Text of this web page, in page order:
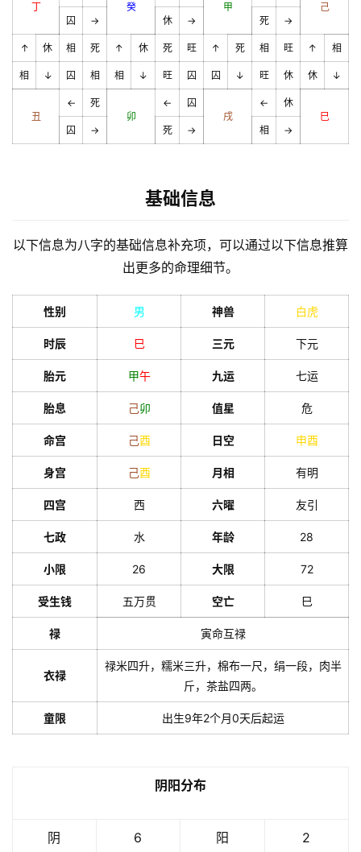
丁
癸
甲
己
囚
→ 休 → 死 →
↑ 休 相 死 ↑ 休 死 旺 ↑ 死 相 旺 ↑ 相
相 ↓ 囚 相 相 ↓ 旺 囚 囚 ↓ 旺 休 休 ↓
丑
←
死
卯
←
囚
戌
←
休
巳
囚
→ 死 → 相 →
基础信息
以下信息为八字的基础信息补充项，可以通过以下信息推算
出更多的命理细节。
性别 男 神兽 白虎
时辰 巳 三元 下元
胎元 甲午 九运 七运
胎息 己卯 值星 危
命宫 己酉 日空 申酉
身宫 己酉 月相 有明
四宫 西 六曜 友引
七政 水 年龄 28
小限 26 大限 72
受生钱 五万贯 空亡 巳
禄 寅命互禄
衣禄
禄米四升，糯米三升，棉布一尺，绢一段，肉半
斤，茶盐四两。
童限 出生9年2个月0天后起运
阴阳分布
阴 6 阳 2